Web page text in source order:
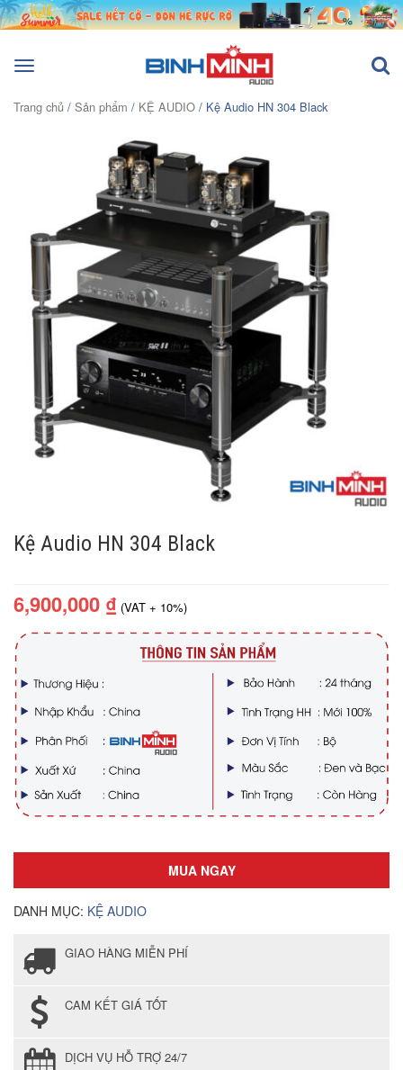
Toggle
Trang chủ / Sản phẩm / KỆ AUDIO / Kệ Audio HN 304 Black
Kệ Audio HN 304 Black
6,900,000 ₫ (VAT + 10%)
MUA NGAY
DANH MỤC: KỆ AUDIO
GIAO HÀNG MIỄN PHÍ
CAM KẾT GIÁ TỐT
DỊCH VỤ HỖ TRỢ 24/7